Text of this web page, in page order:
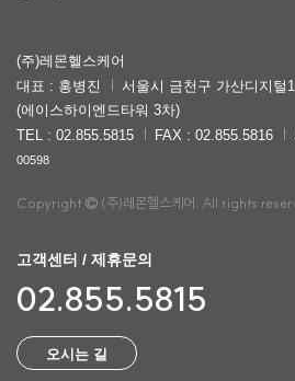
(주)레몬헬스케어
대표 : 홍병진
서울시 금천구 가산디지털
(에이스하이엔드타워 3차)
TEL : 02.855.5815
FAX : 02.855.5816
00598
Copyright (주)레몬헬스케어. All rights
고객센터 / 제휴문의
02.855.5815
오시는 길